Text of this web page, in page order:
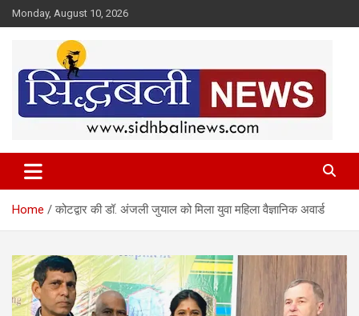
Skip
to
Monday, August 10, 2026
Sidhbali News
Home कोटद्वार की डॉ. अंजली जुयाल को मिला युवा महिला वैज्ञानिक अवार्ड